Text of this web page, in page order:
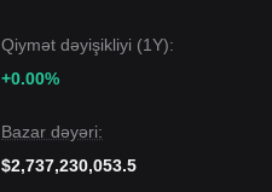
Qiymət dəyişikliyi (1Y):
+0.00%
Bazar dəyəri:
$2,737,230,053.5